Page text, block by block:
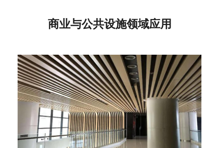
商业与公共设施领域应用